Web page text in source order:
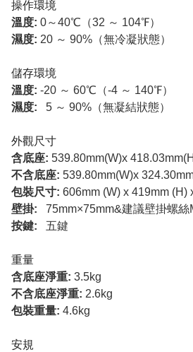
操作環境
溫度: 0～40℃（32 ～ 104℉）
濕度: 20 ～ 90%（無冷凝狀態）
儲存環境
溫度: -20 ～ 60℃（-4 ～ 140℉）
濕度:
5 ～ 90%（無凝結狀態）
外觀尺寸
含底座: 539.80mm(W)x
不含底座: 539.80mm(W)x
包裝尺寸: 606mm (W) x 419mm (H)
壁掛:
75mm×75mm&建議壁掛螺絲
按鍵:
五鍵
重量
含底座淨重: 3.5kg
不含底座淨重: 2.6kg
包裝重量: 4.6kg
安規